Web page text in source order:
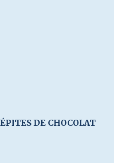
DE CHOCOLAT